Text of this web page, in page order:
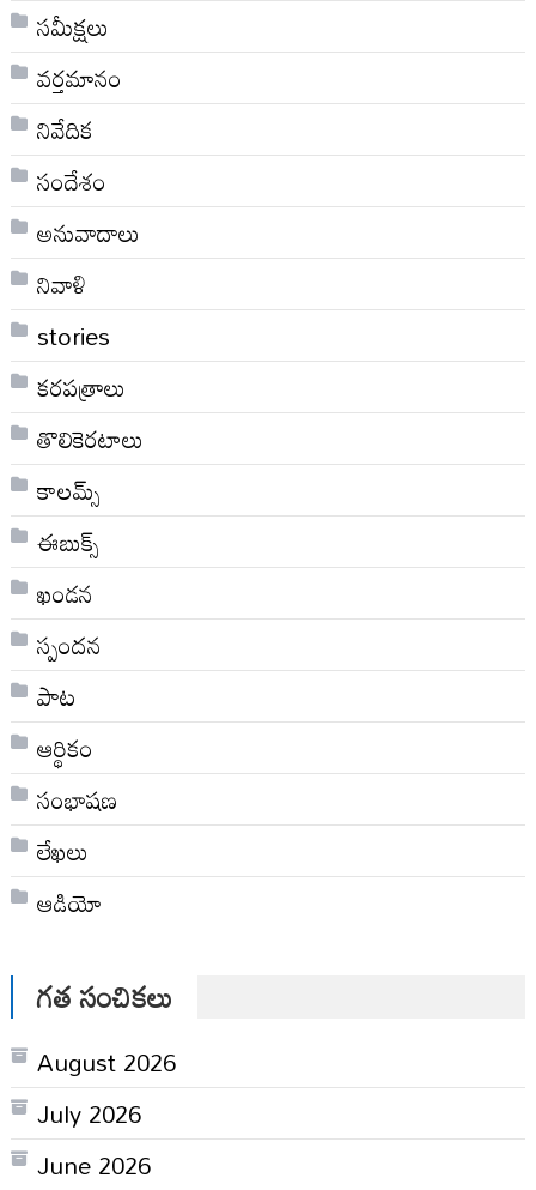
సమీక్షలు
వర్తమానం
నివేదిక
సందేశం
అనువాదాలు
నివాళి
stories
కరపత్రాలు
తొలికెరటాలు
కాలమ్స్
ఈబుక్స్
ఖండన
స్పందన
పాట
ఆర్థికం
సంభాషణ
లేఖలు
ఆడియో
గత సంచికలు
August 2026
July 2026
June 2026